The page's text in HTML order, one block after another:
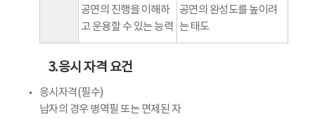
공연의 진행을 이해하
고 운용할 수 있는 능력
공연의 완성도를 높이려
는 태도
3.응시 자격 요건
응시자격(필수)
남자의 경우 병역필 또는 면제된 자